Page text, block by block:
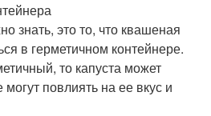
знать, это то, что квашеная
в герметичном контейнере.
то капуста может
повлиять на ее вкус и